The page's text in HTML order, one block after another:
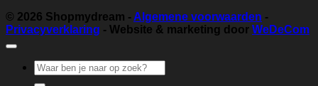
© 2026 Shopmydream - Algemene voorwaarden -
Privacyverklaring - Website & marketing door WeDeCom
Zoeken
naar: